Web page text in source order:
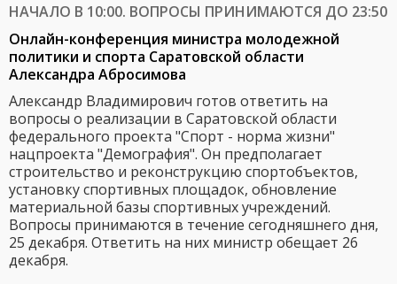
НАЧАЛО В 10:00. ВОПРОСЫ ПРИНИМАЮТСЯ ДО 23:50
Онлайн-конференция министра молодежной
политики и спорта Саратовской области
Александра Абросимова
Александр Владимирович готов ответить на
вопросы о реализации в Саратовской области
федерального проекта "Спорт - норма жизни"
нацпроекта "Демография". Он предполагает
строительство и реконструкцию спортобъектов,
установку спортивных площадок, обновление
материальной базы спортивных учреждений.
Вопросы принимаются в течение сегодняшнего дня,
25 декабря. Ответить на них министр обещает 26
декабря.